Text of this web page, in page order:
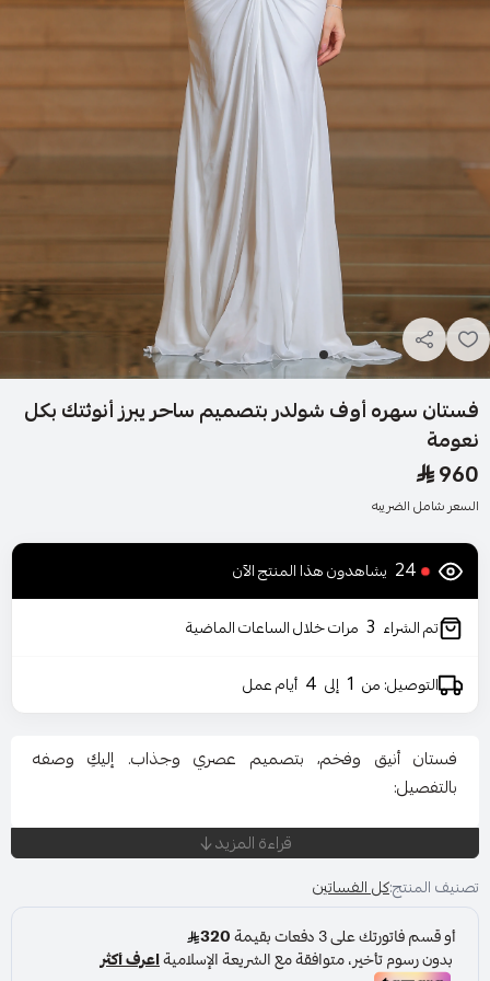
فستان سهره أوف شولدر بتصميم ساحر يبرز أنوثتك بكل
نعومة
960
السعر شامل الضريبه
24 يشاهدون هذا المنتج الآن
تم الشراء 3 مرات خلال الساعات الماضية
التوصيل: من 1 إلى 4 أيام عمل
فستان أنيق وفخم، بتصميم عصري وجذاب. إليكِ وصفه
بالتفصيل:
اللون: أبيض أو أوف وايت، بلون ناعم يضفي فخامة وأناقة.
القصة: ضيقة وتُبرز انحناءات الجسم بأسلوب راقٍ.
القماش: يبدو من قماش انسيابي وناعم مثل الشيفون أو الكريب.
قراءة المزيد
تصنيف المنتج:كل الفساتين